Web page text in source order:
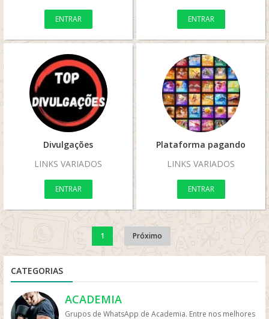
ENTRAR ENTRAR
Divulgações
LINKS VARIADOS
ENTRAR
Plataforma pagando
LINKS VARIADOS
ENTRAR
1 Próximo
CATEGORIAS
ACADEMIA
Grupos de WhatsApp de Academia. Entre nos melhores